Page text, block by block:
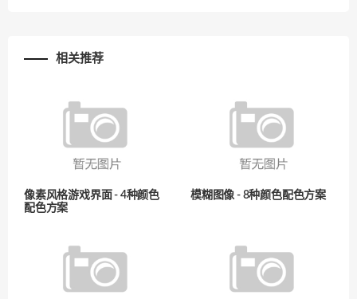
相关推荐
像素风格游戏界面 - 4种颜色
配色方案
模糊图像 - 8种颜色配色方案